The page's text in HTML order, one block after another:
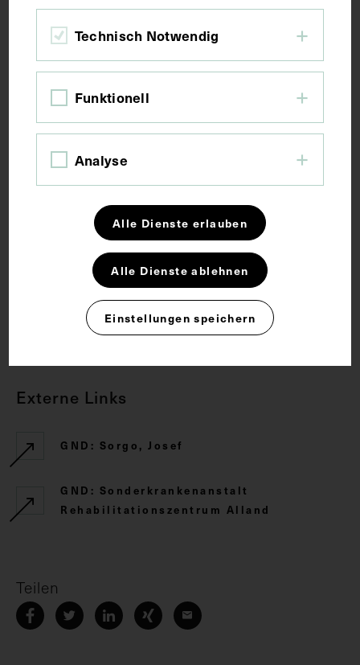
Bildmaß 10,4 x 8,4 cm
Schlagwörter
Frauen in der Medizin
Innere Medizin
Lungenheilstätte
Stickerei
CC BY-NC-SA 4.0
Externe Links
GND: Sorgo, Josef
GND: Sonderkrankenanstalt
Rehabilitationszentrum Alland
Teilen
Technisch Notwendig
Funktionell
Analyse
Alle Dienste erlauben
Alle Dienste ablehnen
Einstellungen speichern